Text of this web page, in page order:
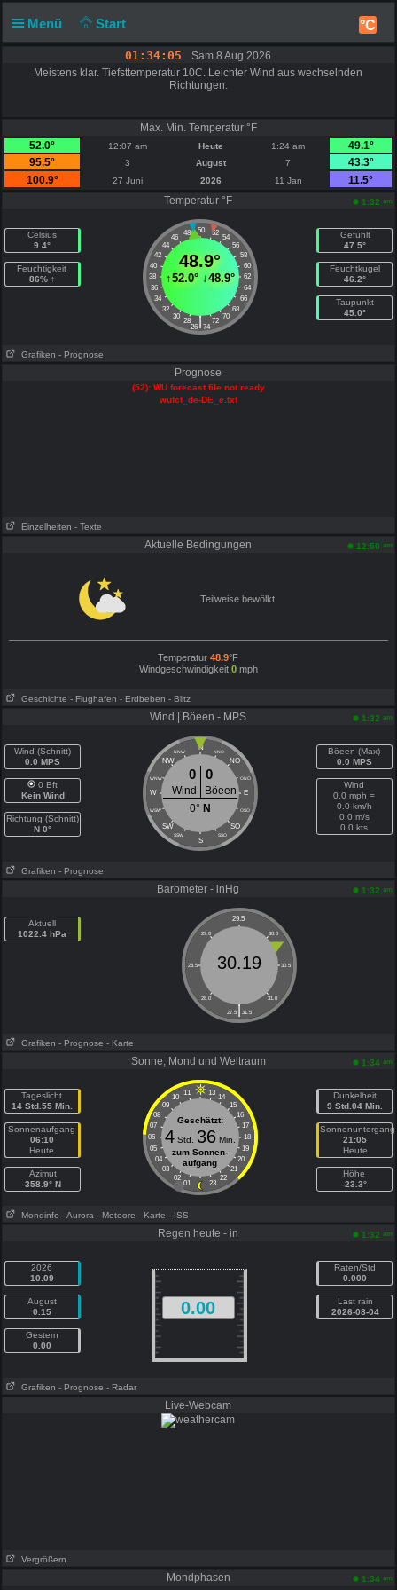
Menü Start °C
01:34:05
Sam 8 Aug 2026
Meistens klar. Tiefsttemperatur 10C. Leichter Wind aus wechselnden
Richtungen.
Max. Min. Temperatur °F
52.0°
12:07 am Heute 1:24 am
49.1°
95.5°
3 August 7
43.3°
100.9°
27 Juni 2026 11 Jan
11.5°
Temperatur °F
1:32 am
Celsius
9.4°
Feuchtigkeit
86% ↑
50
48 52
46
54
44
56
42
58
40
60
38
62
36
64
34
66
32
68
30
70
28 72
|
26 74
48.9°
↑52.0°↓48.9°
Gefühlt
47.5°
Feuchtkugel
46.2°
Taupunkt
45.0°
Grafiken - Prognose
Prognose
(52): WU forecast file not ready
wufct_de-DE_e.txt
Einzelheiten - Texte
Aktuelle Bedingungen 12:50 am
Teilweise bewölkt
Temperatur48.9°F
Windgeschwindigkeit 0mph
Geschichte - Flughafen - Erdbeben - Blitz
Wind | Böeen - MPS 1:32 am
Wind (Schnitt)
0.0 MPS
0 Bft
Kein Wind
Richtung (Schnitt)
N 0°
N
NNW NNO
NW NO
WNW ONO
W E
WSW OSO
SW SO
SSW SSO
S
0 0
Wind
Böeen
0° N
Böeen (Max)
0.0 MPS
Wind
0.0 mph =
0.0 km/h
0.0 m/s
0.0 kts
Grafiken - Prognose
Barometer - inHg 1:32 am
Aktuell
1022.4 hPa
29.5
29.0 30.0
28.5 30.5
28.0 31.0
|
27.5 31.5
30.19
Grafiken - Prognose - Karte
Sonne, Mond und Weltraum 1:34 am
Tageslicht
14 Std.55 Min.
Sonnenaufgang
06:10
Heute
Azimut
358.9° N
11 13
10
14
09
15
08
16
07
17
06
18
05
19
04
20
03
21
02
22
01 23
Geschätzt:
4Std. 36Min.
zum Sonnen-
aufgang
Dunkelheit
9 Std.04 Min.
Sonnenuntergang
21:05
Heute
Höhe
-23.3°
Mondinfo - Aurora - Meteore - Karte - ISS
Regen heute - in 1:32 am
2026
10.09
August
0.15
Gestern
0.00
0.00
Raten/Std
0.000
Last rain
2026-08-04
Grafiken - Prognose - Radar
Live-Webcam
Vergrößern
Mondphasen 1:34 am